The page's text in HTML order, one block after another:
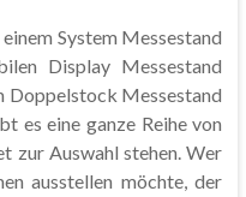
System Messestand
Display Messestand
Doppelstock Messestand
es eine ganze Reihe von
zur Auswahl stehen. Wer
ausstellen möchte, der